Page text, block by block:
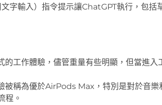
字輸入）指令提示讓ChatGPT執行，包括
工作體驗，儘管重量有些明顯，但當進入
被稱為優於AirPods Max，特別是對於音樂
程。